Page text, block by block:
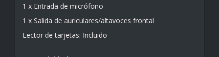
1 x Entrada de micrófono
1 x Salida de auriculares/altavoces frontal
Lector de tarjetas: Incluido